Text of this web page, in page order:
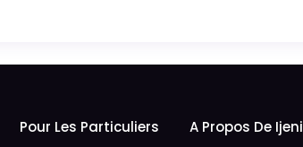
Pour Les Particuliers
A Propos De Ijeni